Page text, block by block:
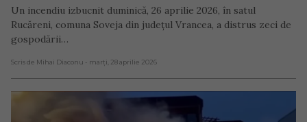
Un incendiu izbucnit duminică, 26 aprilie 2026, în satul
Rucăreni, comuna Soveja din județul Vrancea, a distrus zeci de
gospodării…
Scris de Mihai Diaconu - marți, 28 aprilie 2026